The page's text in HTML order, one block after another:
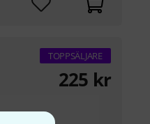
TOPPSÄLJARE
225 kr